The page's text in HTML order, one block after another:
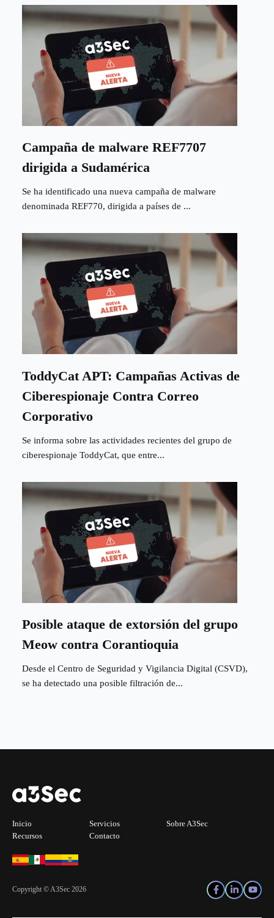
Campaña de malware REF7707
dirigida a Sudamérica
Se ha identificado una nueva campaña de malware
denominada REF770, dirigida a países de ...
ToddyCat APT: Campañas Activas de
Ciberespionaje Contra Correo
Corporativo
Se informa sobre las actividades recientes del grupo de
ciberespionaje ToddyCat, que entre...
Posible ataque de extorsión del grupo
Meow contra Corantioquia
Desde el Centro de Seguridad y Vigilancia Digital (CSVD),
se ha detectado una posible filtración de...
Inicio Servicios
Sobre A3Sec
Recursos
Contacto
Copyright © A3Sec 2026